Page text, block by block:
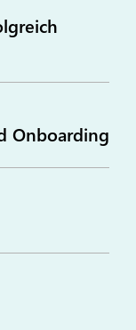
Onboarding